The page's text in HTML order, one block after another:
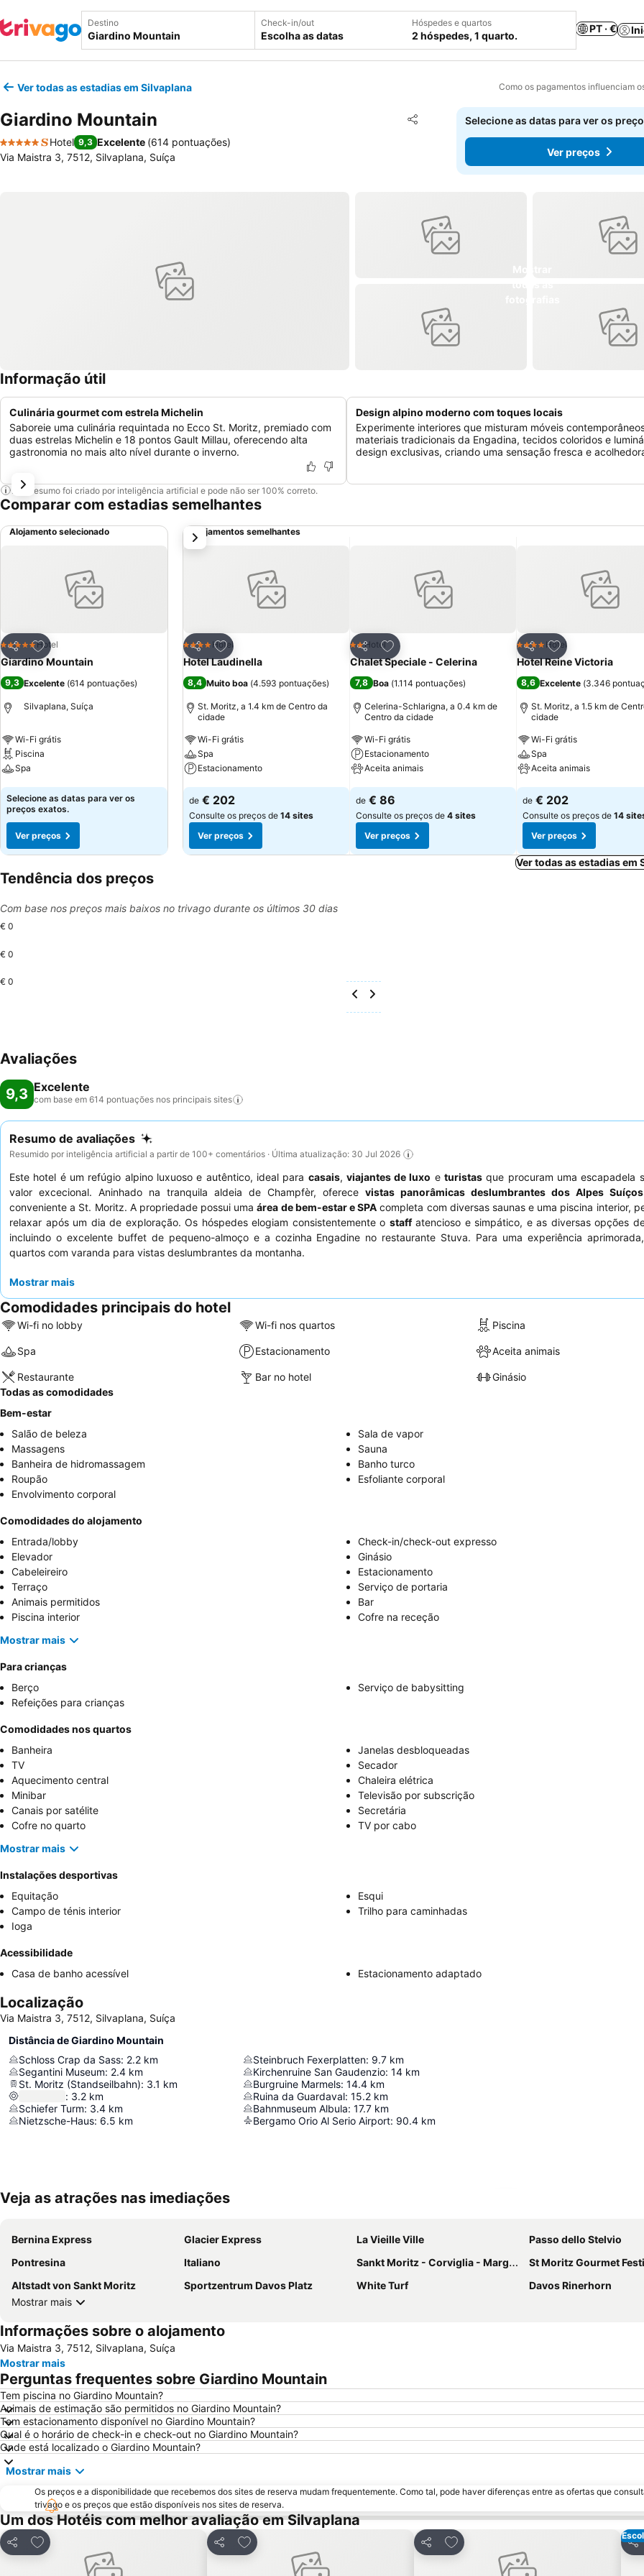
Destino Check-in/out
Escolha as datas
Hóspedes e quartos
2 hóspedes, 1 quarto.
PT · €
Ver todas as estadias em Silvaplana Como os pagamentos influenciam
Giardino Mountain Partilhar
Adicionar aos favoritos
5 Estrelas
Hotel 9,3 Excelente (614 pontuações)
Via Maistra 3, 7512, Silvaplana, Suíça
Selecione as datas para ver os
Ver preços
Informação útil
Culinária gourmet com estrela Michelin
Saboreie uma culinária requintada no Ecco St. Moritz, premiado com
duas estrelas Michelin e 18 pontos Gault Millau, oferecendo alta
gastronomia no mais alto nível durante o inverno.
Design alpino moderno com toques locais
Experimente interiores que misturam móveis
materiais tradicionais da Engadina, tecidos coloridos e
design exclusivas, criando uma sensação fresca e
Este resumo foi criado por inteligência artificial e pode não ser 100% correto.
Comparar com estadias semelhantes
Alojamento selecionado
Partilhar
Adicionar aos favoritos
5 EstrelasHotel
Giardino Mountain
9,3 Excelente (614 pontuações)
Silvaplana, Suíça
Wi-Fi grátis
Piscina
Spa
Ver preços
Selecione as datas para ver os
preços exatos.
Ver preços
Alojamentos semelhantes
Partilhar
Adicionar aos favoritos
4 EstrelasHotel
Hotel Laudinella
8,4 Muito boa (4.593 pontuações)
St. Moritz, a 1.4 km de Centro da
cidade
Wi-Fi grátis
Spa
Estacionamento
Ver preços
de € 202
Consulte os preços de 14 sites
Ver preços
Partilhar
Adicionar aos favoritos
2 Estrelas
Hotel
Chalet Speciale - Celerina
7,8 Boa (1.114 pontuações)
Celerina-Schlarigna, a 0.4 km de
Centro da cidade
Wi-Fi grátis
Estacionamento
Aceita animais
Ver preços
de € 86
Consulte os preços de 4 sites
Ver preços
Partilhar
Adicionar aos
4 EstrelasHotel
Hotel Reine Victoria
8,6 Excelente (3.346
St. Moritz, a 1.5 km de
cidade
Wi-Fi grátis
Spa
Aceita animais
Ver preços
de € 202
Consulte os preços de 14
Ver preços
próximo
Ver todas as estadias em
Tendência dos preços
Com base nos preços mais baixos no trivago durante os últimos 30 dias
€ 0
€ 0
€ 0
Avaliações
9,3 Excelente
com base em 614 pontuações nos principais sites
Resumo de avaliações
Resumido por inteligência artificial a partir de 100+ comentários · Última atualização: 30 Jul 2026
Este hotel é um refúgio alpino luxuoso e autêntico, ideal para casais, viajantes de luxo eturistas que procuram uma escapadela
valor excecional. Aninhado na tranquila aldeia de Champfèr, oferece vistas panorâmicas deslumbrantes dos Alpes Suíços
conveniente a St. Moritz. A propriedade possui umaárea de bem-estar e SPA completa com diversas saunas e uma piscina interior,
relaxar após um dia de exploração. Os hóspedes elogiam consistentemente o staffatencioso e simpático, e as diversas opções
incluindo o excelente buffet de pequeno-almoço e a cozinha Engadine no restaurante Stuva. Para uma experiência
quartos com varanda para vistas deslumbrantes da montanha.
Mostrar mais
Comodidades principais do hotel
Wi-fi no lobby Wi-fi nos quartos Piscina
Spa Estacionamento Aceita animais
Restaurante Bar no hotel
Ginásio
Todas as comodidades
Bem-estar
Salão de beleza
Sala de vapor
Massagens
Sauna
Banheira de hidromassagem
Banho turco
Roupão
Esfoliante corporal
Envolvimento corporal
Comodidades do alojamento
Entrada/lobby
Check-in/check-out expresso
Elevador
Ginásio
Cabeleireiro
Estacionamento
Terraço
Serviço de portaria
Animais permitidos
Bar
Piscina interior
Cofre na receção
Mostrar mais
Para crianças
Berço
Serviço de babysitting
Refeições para crianças
Comodidades nos quartos
Banheira
Janelas desbloqueadas
TV
Secador
Aquecimento central
Chaleira elétrica
Minibar
Televisão por subscrição
Canais por satélite
Secretária
Cofre no quarto
TV por cabo
Mostrar mais
Instalações desportivas
Equitação
Esqui
Campo de ténis interior
Trilho para caminhadas
Ioga
Acessibilidade
Casa de banho acessível
Estacionamento adaptado
Localização
Via Maistra 3, 7512, Silvaplana, Suíça
Distância de Giardino Mountain
Schloss Crap da Sass: 2.2 km
Segantini Museum: 2.4 km
St. Moritz (Standseilbahn): 3.1 km
: 3.2 km
Schiefer Turm: 3.4 km
Nietzsche-Haus: 6.5 km
Steinbruch Fexerplatten: 9.7 km
Kirchenruine San Gaudenzio: 14 km
Burgruine Marmels: 14.4 km
Ruina da Guardaval: 15.2 km
Bahnmuseum Albula: 17.7 km
Bergamo Orio Al Serio Airport: 90.4 km
Veja as atrações nas imediações
Bernina Express Glacier Express La Vieille Ville
Passo dello Stelvio
Pontresina
Italiano Sankt Moritz - Corviglia - Marguns
St Moritz Gourmet
Altstadt von Sankt Moritz
Sportzentrum Davos Platz White Turf
Davos Rinerhorn
Mostrar mais
Informações sobre o alojamento
Via Maistra 3, 7512, Silvaplana, Suíça
Mostrar mais
Perguntas frequentes sobre Giardino Mountain
Tem piscina no Giardino Mountain?
Animais de estimação são permitidos no Giardino Mountain?
Tem estacionamento disponível no Giardino Mountain?
Qual é o horário de check-in e check-out no Giardino Mountain?
Onde está localizado o Giardino Mountain?
Mostrar mais
Os preços e a disponibilidade que recebemos dos sites de reserva mudam frequentemente. Como tal, pode haver diferenças entre as ofertas que
trivago e os preços que estão disponíveis nos sites de reserva.
Um dos Hotéis com melhor avaliação em Silvaplana
Partilhar
Adicionar aos favoritos
Partilhar
Adicionar aos favoritos
Partilhar
Adicionar aos favoritos